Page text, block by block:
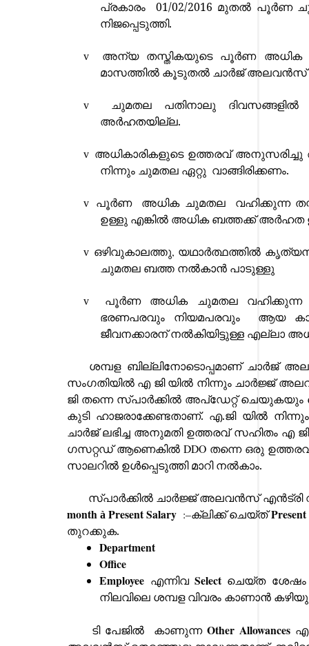
പ്രകാരം
01/02/2016 മുതൽ പൂർണ
നിജപ്പെടുത്തി.
v
അന്യ തസ്തികയുടെ പൂർണ അധിക
മാസത്തിൽ കൂടുതൽ ചാർജ് അലവൻസ്
v
ചുമതല പതിനാലു
അർഹതയില്ല.
v അധികാരികളുടെ ഉത്തരവ്
നിന്നും ചുമതല ഏറ്റു വാങ്ങിരിക്കണം.
v പൂർണ അധിക ചുമതല
വഹിക്കുന്ന
ഉള്ളു എങ്കിൽ അധിക ബത്തക്ക് അർഹത
v ഒഴിവുകാലത്തു, യഥാർത്ഥത്തിൽ
ചുമതല ബത്ത നൽകാൻ പാടുള്ളു
v
പൂർണ അധിക ചുമതല വഹിക്കുന്ന
ഭരണപരവും നിയമപരവും
ആയ
ജീവനക്കാരന് നൽകിയിട്ടുള്ള എല്ലാ
ശമ്പള ബില്ലിനോടൊപ്പമാണ് ചാർജ്
സംഗതിയിൽ എ ജി യിൽ നിന്നും ചാർജ്ജ്
ജി തന്നെ സ്പാർക്കിൽ അപ്ഡേറ്റ്
കുടി ഹാജരാക്കേണ്ടതാണ്. എ.ജി യിൽ
ചാർജ് ലഭിച്ച അനുമതി ഉത്തരവ് സഹിതം
ഗസറ്റഡ് ആണെകിൽ DDO തന്നെ ഒരു
സാലറിൽ ഉൾപ്പെടുത്തി മാറിനൽകാം.
സ്പാർക്കിൽ ചാർജ്ജ് അലവൻസ് എൻട്രി
month à Present Salary :–ക്ലിക്ക് ചെയ്ത്
തുറക്കുക.
Department
Office
Employee എന്നിവ Selectചെയ്ത ശേഷം
നിലവിലെ ശമ്പള വിവരം കാണാൻ
ടി പേജിൽ കാണുന്നOther Allowances